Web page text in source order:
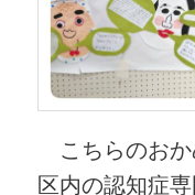
こちらのおか
区内の認知症